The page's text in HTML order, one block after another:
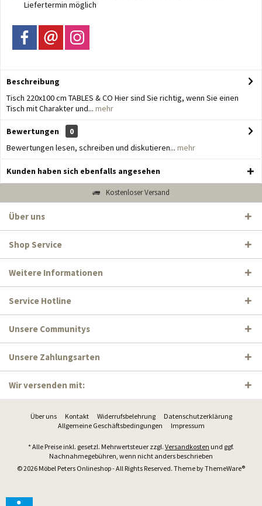
Liefertermin möglich
Beschreibung
Tisch 220x100 cm TABLES & CO Hier sind Sie richtig, wenn Sie einen
Tisch mit Charakter und... mehr
Bewertungen
0
Bewertungen lesen, schreiben und diskutieren... mehr
Kunden haben sich ebenfalls angesehen
Kostenloser Versand
Über uns
Shop Service
Weitere Informationen
Service Hotline
Unsere Communitys
Unsere Zahlungsarten
Wir versenden mit:
Über uns Kontakt Widerrufsbelehrung
Datenschutzerklärung
Allgemeine Geschäftsbedingungen
Impressum
* Alle Preise inkl. gesetzl. Mehrwertsteuer zzgl. Versandkosten und ggf.
Nachnahmegebühren, wenn nicht anders beschrieben
© 2026 Möbel Peters Onlineshop - All Rights Reserved. Theme byThemeWare®